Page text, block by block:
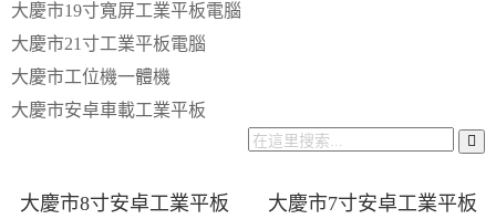
大慶市19寸寬屏工業平板電腦
大慶市21寸工業平板電腦
大慶市工位機一體機
大慶市安卓車載工業平板
大慶市8寸安卓工業平板
大慶市7寸安卓工業平板